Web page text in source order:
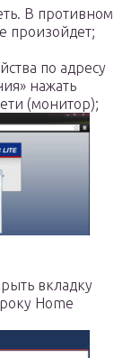
В противном
произойдет;
по адресу
нажать
(монитор);
вкладку
Home